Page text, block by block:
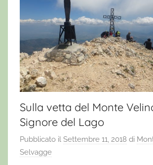
Sulla vetta del Monte
Signore del Lago
Pubblicato il Settembre 11, 2018 di
Selvagge